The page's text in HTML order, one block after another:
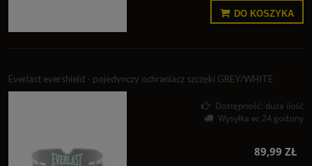
DO KOSZYKA
Everlast evershield - pojedynczy ochraniacz szczęki GREY/WHITE
Dostępność: duża ilość
Wysyłka w: 24 godziny
89,99 ZŁ